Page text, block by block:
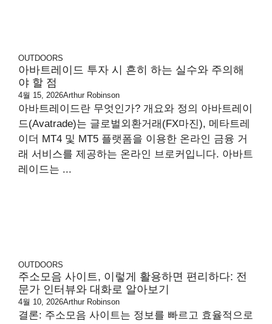
OUTDOORS
아바트레이드 투자 시 흔히 하는 실수와 주의해
야 할 점
4월 15, 2026Arthur Robinson
아바트레이드란 무엇인가? 개요와 정의 아바트레이
드(Avatrade)는 글로벌외환거래(FX마진), 메타트레
이더 MT4 및 MT5 플랫폼을 이용한 온라인 금융 거
래 서비스를 제공하는 온라인 브로커입니다. 아바트
레이드는 ...
OUTDOORS
주소모음 사이트, 이렇게 활용하면 편리하다: 전
문가 인터뷰와 대화로 알아보기
4월 10, 2026Arthur Robinson
결론: 주소모음 사이트는 정보를 빠르고 효율적으로